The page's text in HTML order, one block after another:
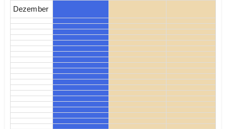
Dezember